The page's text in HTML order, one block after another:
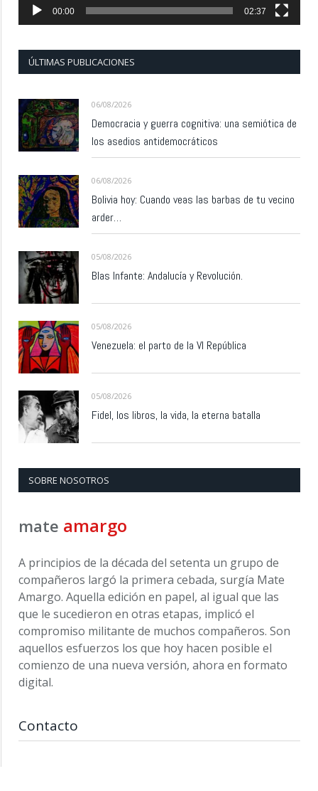
00:00 02:37
ÚLTIMAS PUBLICACIONES
06/08/2026
Democracia y guerra cognitiva: una semiótica de
los asedios antidemocráticos
06/08/2026
Bolivia hoy: Cuando veas las barbas de tu vecino
arder…
05/08/2026
Blas Infante: Andalucía y Revolución.
05/08/2026
Venezuela: el parto de la VI República
05/08/2026
Fidel, los libros, la vida, la eterna batalla
SOBRE NOSOTROS
mate amargo
A principios de la década del setenta un grupo de
compañeros largó la primera cebada, surgía Mate
Amargo. Aquella edición en papel, al igual que las
que le sucedieron en otras etapas, implicó el
compromiso militante de muchos compañeros. Son
aquellos esfuerzos los que hoy hacen posible el
comienzo de una nueva versión, ahora en formato
digital.
Contacto